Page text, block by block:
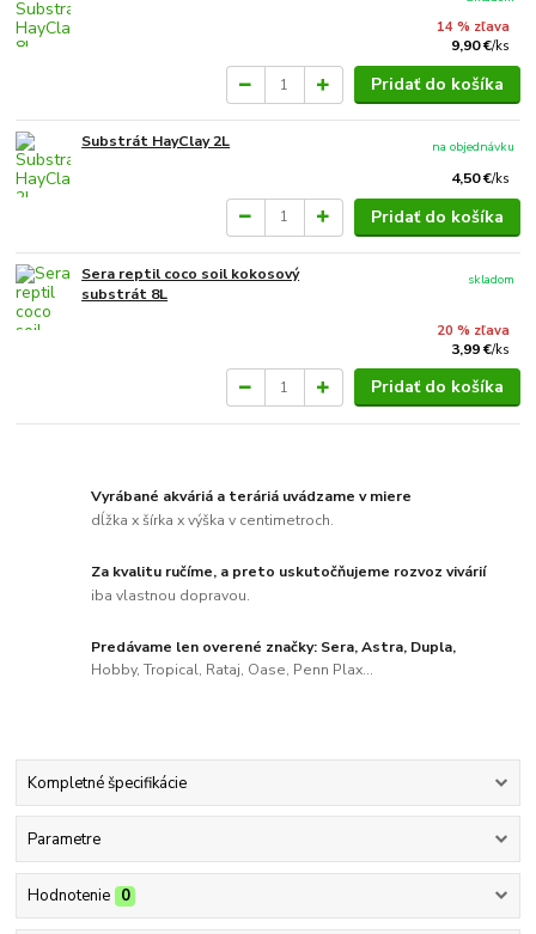
14 % zľava
9,90 €/ks
Pridať do košíka
Substrát HayClay 2L
4,50 €/ks
na objednávku
Pridať do košíka
Sera reptil coco soil kokosový
substrát 8L
20 % zľava
3,99 €/ks
skladom
Pridať do košíka
Vyrábané akváriá a teráriá uvádzame v miere
dĺžka x šírka x výška v centimetroch.
Za kvalitu ručíme, a preto uskutočňujeme rozvoz vivárií
iba vlastnou dopravou.
Predávame len overené značky: Sera, Astra, Dupla,
Hobby, Tropical, Rataj, Oase, Penn Plax...
Kompletné špecifikácie
Parametre
Hodnotenie 0